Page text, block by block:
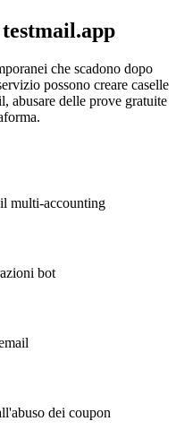
testmail.app
che scadono dopo
possono creare caselle
abusare delle prove gratuite
multi-accounting
bot
dei coupon